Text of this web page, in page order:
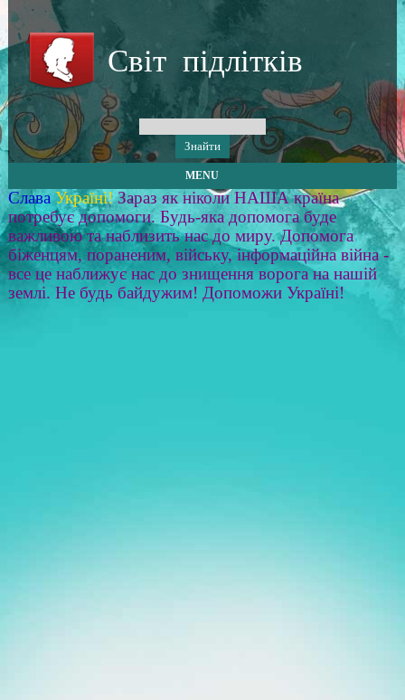
Світ підлітків
MENU
Слава Україні! Зараз як ніколи НАША країна
потребує допомоги. Будь-яка допомога буде
важливою та наблизить нас до миру. Допомога
біженцям, пораненим, війську, інформаційна війна -
все це наближує нас до знищення ворога на нашій
землі. Не будь байдужим! Допоможи Україні!